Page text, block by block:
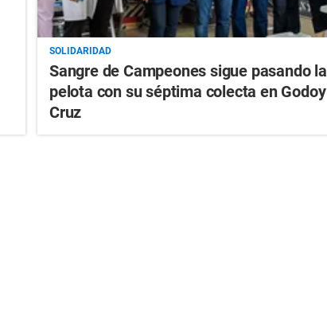
SOLIDARIDAD
Sangre de Campeones sigue pasando la
pelota con su séptima colecta en Godoy
Cruz